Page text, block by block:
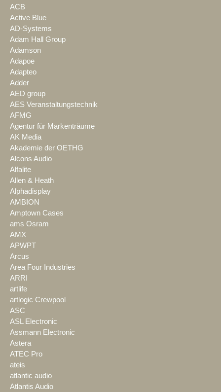
ACB
Active Blue
AD-Systems
Adam Hall Group
Adamson
Adapoe
Adapteo
Adder
AED group
AES Veranstaltungstechnik
AFMG
Agentur für Markenträume
AK Media
Akademie der OETHG
Alcons Audio
Alfalite
Allen & Heath
Alphadisplay
AMBION
Amptown Cases
ams Osram
AMX
APWPT
Arcus
Area Four Industries
ARRI
artlife
artlogic Crewpool
ASC
ASL Electronic
Assmann Electronic
Astera
ATEC Pro
ateis
atlantic audio
Atlantis Audio